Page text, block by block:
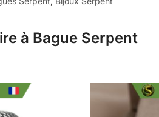
à Bague Serpent